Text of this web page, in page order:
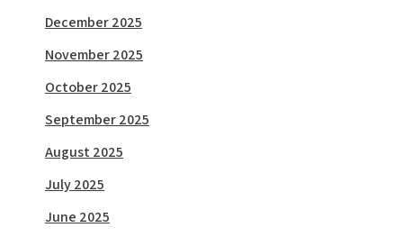
December 2025
November 2025
October 2025
September 2025
August 2025
July 2025
June 2025